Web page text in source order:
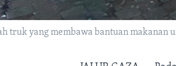
truk yang membawa bantuan makanan